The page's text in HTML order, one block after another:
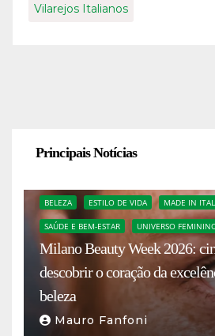
Vilarejos Italianos
Principais Notícias
BELEZA ESTILO DE VIDA MADE IN
SAÚDE E BEM-ESTAR UNIVERSO
Milano Beauty Week 2026:
descobrir o coração da
beleza
Mauro Fanfoni